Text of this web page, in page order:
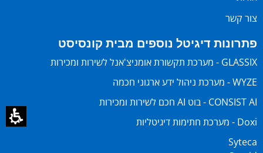
צור קשר
פתרונות דיגיטל נוספים מבית קונסיסט
GLASSIX - מערכת תקשורת אומניצ'אנל לשירות ומכירות
WYZE - מערכת ניהול ידע ארגוני חכמה
CONSIST AI - בוט AI חכם לשירות ומכירות
Doxi - מערכת חתימות דיגיטליות
Syteca